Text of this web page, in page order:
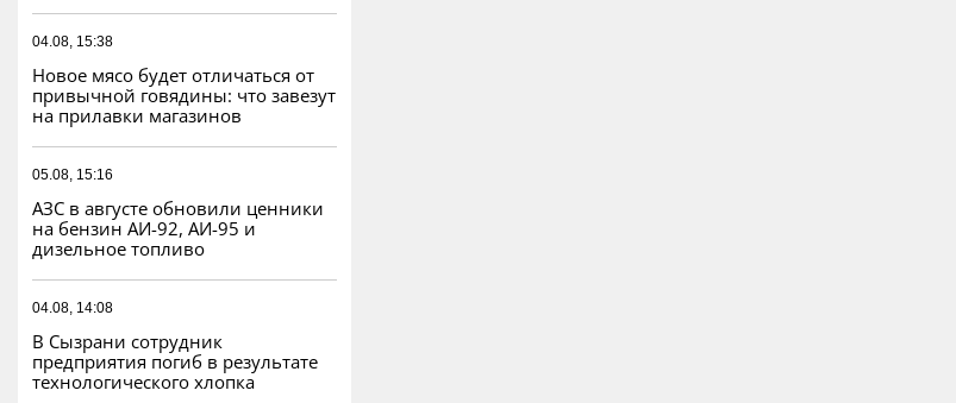
04.08, 15:38
Новое мясо будет отличаться от
привычной говядины: что завезут
на прилавки магазинов
05.08, 15:16
АЗС в августе обновили ценники
на бензин АИ-92, АИ-95 и
дизельное топливо
04.08, 14:08
В Сызрани сотрудник
предприятия погиб в результате
технологического хлопка